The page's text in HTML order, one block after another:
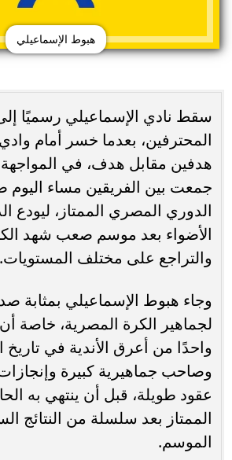
هبوط الإسماعيلي
سقط نادي الإسماعيلي رسميًا
المحترفين، بعدما خسر أمام
هدفين مقابل هدف، في
جمعت بين الفريقين مساء
الدوري المصري الممتاز، ليودع
الأضواء بعد موسم صعب شهد
والتراجع على مختلف المستويات.
وجاء هبوط الإسماعيلي بمثابة
لجماهير الكرة المصرية، خاصة أن
واحدًا من أعرق الأندية في تاريخ
وصاحب جماهيرية كبيرة
عقود طويلة، قبل أن ينتهي به
الممتاز بعد سلسلة من النتائج
الموسم.